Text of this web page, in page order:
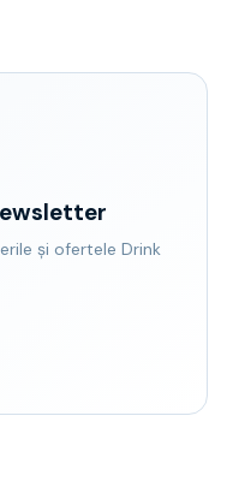
și ofertele Drink